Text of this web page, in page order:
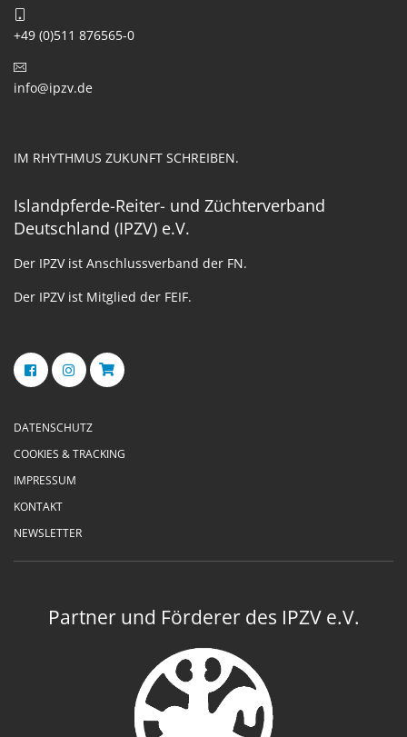
+49 (0)511 876565-0
info@ipzv.de
IM RHYTHMUS ZUKUNFT SCHREIBEN.
Islandpferde-Reiter- und Züchterverband
Deutschland (IPZV) e.V.
Der IPZV ist Anschlussverband der FN.
Der IPZV ist Mitglied der FEIF.
DATENSCHUTZ
COOKIES & TRACKING
IMPRESSUM
KONTAKT
NEWSLETTER
Partner und Förderer des IPZV e.V.